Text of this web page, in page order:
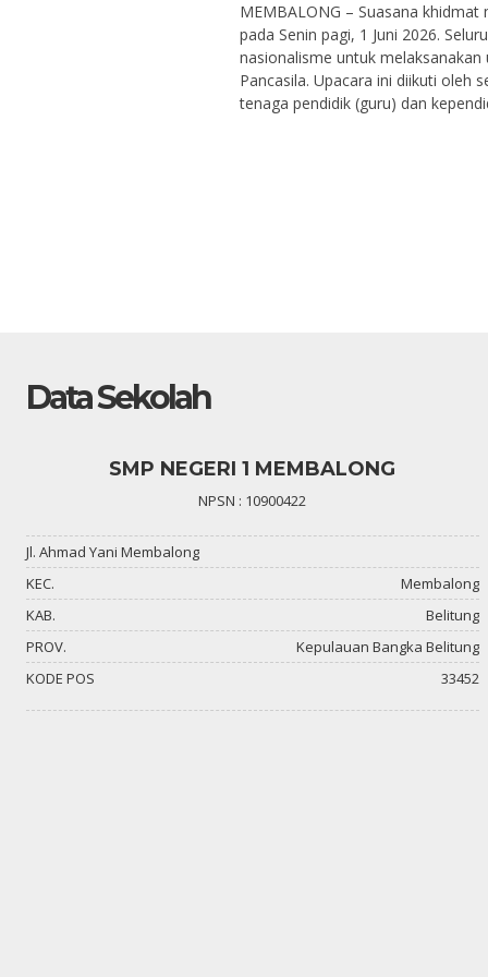
MEMBALONG – Suasana
pada Senin pagi, 1 Juni 2026.
nasionalisme untuk
Pancasila. Upacara ini diikuti oleh
tenaga pendidik (guru) dan
Data Sekolah
SMP NEGERI 1 MEMBALONG
NPSN : 10900422
Jl. Ahmad Yani Membalong
KEC.
Membalong
KAB.
Belitung
PROV.
Kepulauan Bangka Belitung
KODE POS
33452